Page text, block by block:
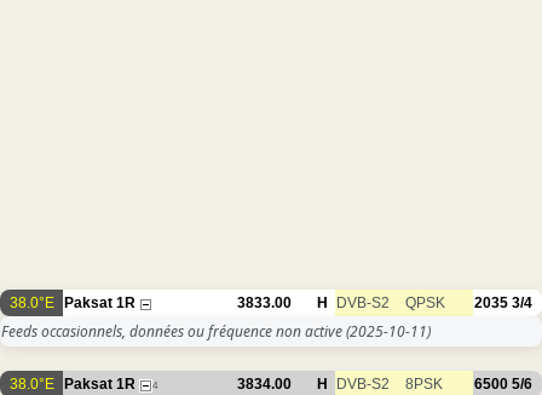
38.0°E Paksat 1R 3833.00 H DVB-S2 QPSK 2035 3/4
Feeds occasionnels, données ou fréquence non active(2025-10-11)
38.0°E Paksat 1R 4 3834.00 H DVB-S2 8PSK 6500 5/6